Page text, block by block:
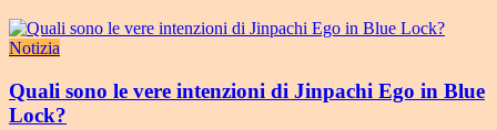
Notizia
Quali sono le vere intenzioni di Jinpachi Ego in Blue
Lock?